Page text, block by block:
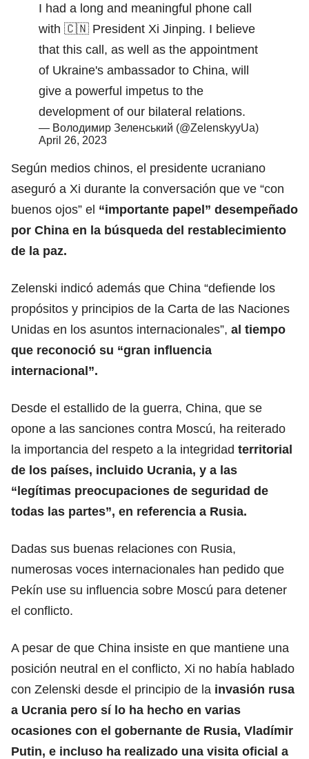
I had a long and meaningful phone call
with 🇨🇳 President Xi Jinping. I believe
that this call, as well as the appointment
of Ukraine's ambassador to China, will
give a powerful impetus to the
development of our bilateral relations.
— Володимир Зеленський (@ZelenskyyUa)
April 26, 2023
Según medios chinos, el presidente ucraniano
aseguró a Xi durante la conversación que ve “con
buenos ojos” el “importante papel” desempeñado
por China en la búsqueda del restablecimiento
de la paz.
Zelenski indicó además que China “defiende los
propósitos y principios de la Carta de las Naciones
Unidas en los asuntos internacionales”, al tiempo
que reconoció su “gran influencia
internacional”.
Desde el estallido de la guerra, China, que se
opone a las sanciones contra Moscú, ha reiterado
la importancia del respeto a la integridad territorial
de los países, incluido Ucrania, y a las
“legítimas preocupaciones de seguridad de
todas las partes”, en referencia a Rusia.
Dadas sus buenas relaciones con Rusia,
numerosas voces internacionales han pedido que
Pekín use su influencia sobre Moscú para detener
el conflicto.
A pesar de que China insiste en que mantiene una
posición neutral en el conflicto, Xi no había hablado
con Zelenski desde el principio de la invasión rusa
a Ucrania pero sí lo ha hecho en varias
ocasiones con el gobernante de Rusia, Vladímir
Putin, e incluso ha realizado una visita oficial a